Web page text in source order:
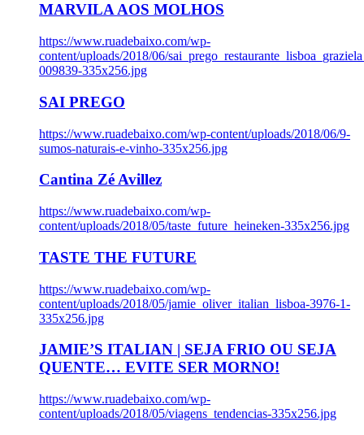
MARVILA AOS MOLHOS
https://www.ruadebaixo.com/wp-
content/uploads/2018/06/
009839-335x256.jpg
SAI PREGO
https://www.ruadebaixo.com/wp-content/uploads/2018/06/9-
sumos-naturais-e-vinho-335x256.jpg
Cantina Zé Avillez
https://www.ruadebaixo.com/wp-
content/uploads/2018/05/taste_future_heineken-335x256.jpg
TASTE THE FUTURE
https://www.ruadebaixo.com/wp-
content/uploads/2018/05/jamie_oliver_italian_lisboa-3976-1-
335x256.jpg
JAMIE’S ITALIAN | SEJA FRIO OU SEJA
QUENTE… EVITE SER MORNO!
https://www.ruadebaixo.com/wp-
content/uploads/2018/05/viagens_tendencias-335x256.jpg